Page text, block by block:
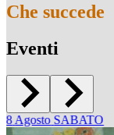
Che succede
Eventi
8Agosto SABATO